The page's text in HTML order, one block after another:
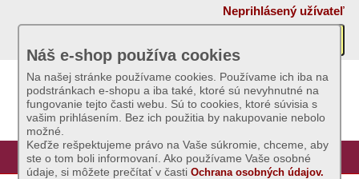
Neprihlásený užívateľ
Úvod Hlavná stránka Prihlásenie Registrácia
Náš e-shop používa cookies
Na našej stránke používame cookies. Používame ich iba na
podstránkach e-shopu a iba také, ktoré sú nevyhnutné na
fungovanie tejto časti webu. Sú to cookies, ktoré súvisia s
vašim prihlásením. Bez ich použitia by nakupovanie nebolo
možné.
Keďže rešpektujeme právo na Vaše súkromie, chceme, aby
ste o tom boli informovaní. Ako používame Vaše osobné
údaje, si môžete prečítať v častiOchrana osobných údajov.
Akcie
Sviečky
Umelé
kvety